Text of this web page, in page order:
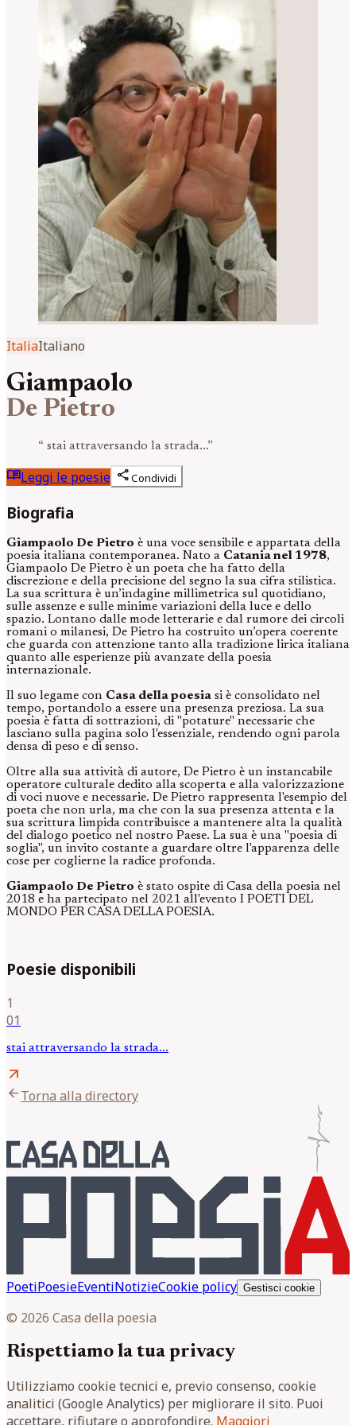
ItaliaItaliano
Giampaolo
De Pietro
“ stai attraversando la strada...”
menu_bookLeggi le poesie shareCondividi
Biografia
Giampaolo De Pietro è una voce sensibile e appartata della
poesia italiana contemporanea. Nato a Catania nel 1978,
Giampaolo De Pietro è un poeta che ha fatto della
discrezione e della precisione del segno la sua cifra stilistica.
La sua scrittura è un’indagine millimetrica sul quotidiano,
sulle assenze e sulle minime variazioni della luce e dello
spazio. Lontano dalle mode letterarie e dal rumore dei circoli
romani o milanesi, De Pietro ha costruito un’opera coerente
che guarda con attenzione tanto alla tradizione lirica italiana
quanto alle esperienze più avanzate della poesia
internazionale.
Il suo legame con Casa della poesia si è consolidato nel
tempo, portandolo a essere una presenza preziosa. La sua
poesia è fatta di sottrazioni, di "potature" necessarie che
lasciano sulla pagina solo l'essenziale, rendendo ogni parola
densa di peso e di senso.
Oltre alla sua attività di autore, De Pietro è un instancabile
operatore culturale dedito alla scoperta e alla valorizzazione
di voci nuove e necessarie. De Pietro rappresenta l'esempio del
poeta che non urla, ma che con la sua presenza attenta e la
sua scrittura limpida contribuisce a mantenere alta la qualità
del dialogo poetico nel nostro Paese. La sua è una "poesia di
soglia", un invito costante a guardare oltre l'apparenza delle
cose per coglierne la radice profonda.
Giampaolo De Pietro è stato ospite di Casa della poesia nel
2018 e ha partecipato nel 2021 all'evento I POETI DEL
MONDO PER CASA DELLA POESIA.
Poesie disponibili
1
01
stai attraversando la strada...
arrow_outward
arrow_backTorna alla directory
PoetiPoesieEventiNotizieCookie policy Gestisci cookie
© 2026 Casa della poesia
Rispettiamo la tua privacy
Utilizziamo cookie tecnici e, previo consenso, cookie
analitici (Google Analytics) per migliorare il sito. Puoi
accettare, rifiutare o approfondire. Maggiori